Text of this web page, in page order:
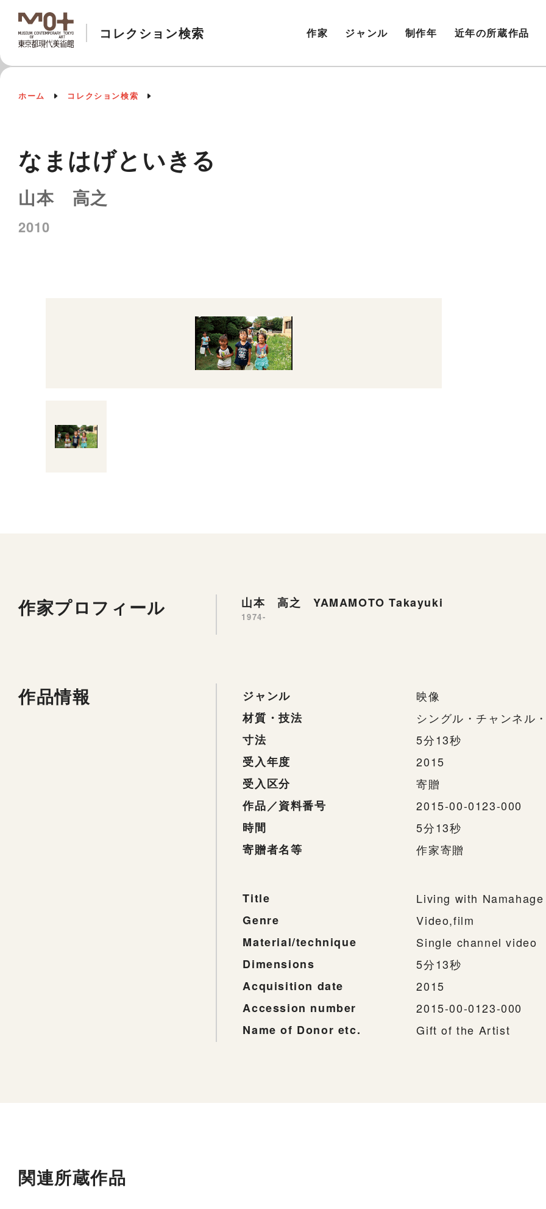
コレクション検索 作家 ジャンル 制作年 近年の所蔵作品
ホーム コレクション検索
なまはげといきる
山本 高之
2010
作家プロフィール 山本 高之 YAMAMOTO Takayuki
1974-
作品情報 ジャンル
映像
材質・技法
シングル・チャンネル
寸法
5分13秒
受入年度
2015
受入区分
寄贈
作品／資料番号
2015-00-0123-000
時間
5分13秒
寄贈者名等
作家寄贈
Title
Living with Namahage
Genre
Video,film
Material/technique
Single channel video
Dimensions
5分13秒
Acquisition date
2015
Accession number
2015-00-0123-000
Name of Donor etc.
Gift of the Artist
関連所蔵作品